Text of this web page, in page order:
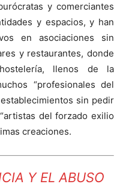
y comerciantes
y espacios, y han
en asociaciones sin
y restaurantes, donde
llenos de la
“profesionales del
sin pedir
del forzado exilio
creaciones.
Y EL ABUSO